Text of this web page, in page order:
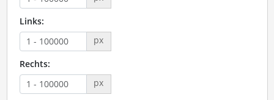
Links:
px
Rechts:
px